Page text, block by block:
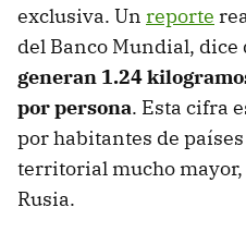
exclusiva. Un reporte
del Banco Mundial, dice
generan 1.24
por persona. Esta cifra
por habitantes de
territorial mucho
Rusia.